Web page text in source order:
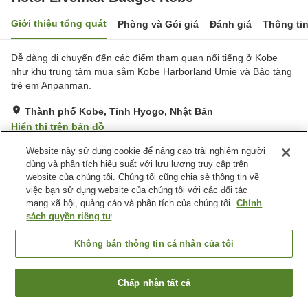
Giới thiệu tổng quát Phòng và Gói giá Đánh giá Thông
Dễ dàng di chuyển đến các điểm tham quan nổi tiếng ở Kobe
như khu trung tâm mua sắm Kobe Harborland Umie và Bảo tàng
trẻ em Anpanman.
Thành phố Kobe, Tỉnh Hyogo, Nhật Bản
Hiển thị trên bản đồ
Đánh giá: 182lượt
Tiện nghi chỗ nghỉ
Máy bán hàng tự động Giặt ủi có phí
Nhật Bản Tỉnh Hyogo
Thành phố Kobe
Hotel Livemax Budget Kobe
Tìm phòng trống
Website này sử dụng cookie để nâng cao trải nghiệm người
dùng và phân tích hiệu suất với lưu lượng truy cập trên
website của chúng tôi. Chúng tôi cũng chia sẻ thông tin về
việc bạn sử dụng website của chúng tôi với các đối tác
mạng xã hội, quảng cáo và phân tích của chúng tôi. Chính
sách quyền riêng tư
Không bán thông tin cá nhân của tôi
Chấp nhận tất cả